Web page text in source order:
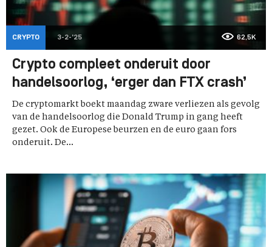
CRYPTO 3-2-'25 62,5K
Crypto compleet onderuit door
handelsoorlog, ‘erger dan FTX crash’
De cryptomarkt boekt maandag zware verliezen als gevolg
van de handelsoorlog die Donald Trump in gang heeft
gezet. Ook de Europese beurzen en de euro gaan fors
onderuit. De...